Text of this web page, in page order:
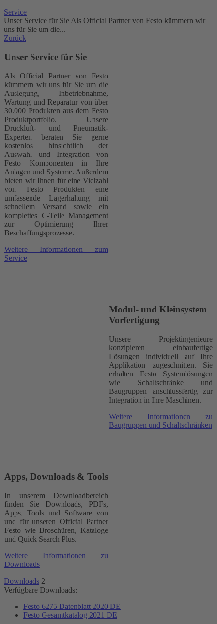
Service
Unser Service für Sie Als Official Partner von Festo kümmern wir
uns für Sie um die...
Zurück
Unser Service für Sie
Als Official Partner von Festo
kümmern wir uns für Sie um die
Auslegung, Inbetriebnahme,
Wartung und Reparatur von über
30.000 Produkten aus dem Festo
Produktportfolio. Unsere
Druckluft- und Pneumatik-
Experten beraten Sie gerne
kostenlos hinsichtlich der
Auswahl und Integration von
Festo Komponenten in Ihre
Anlagen und Systeme. Außerdem
bieten wir Ihnen für eine Vielzahl
von Festo Produkten eine
umfassende Lagerhaltung mit
schnellem Versand sowie ein
komplettes C-Teile Management
zur Optimierung Ihrer
Beschaffungsprozesse.
Weitere Informationen zum
Service
Modul- und Kleinsystem
Vorfertigung
Unsere Projektingenieure
konzipieren einbaufertige
Lösungen individuell auf Ihre
Applikation zugeschnitten. Sie
erhalten Festo Systemlösungen
wie Schaltschränke und
Baugruppen anschlussfertig zur
Integration in Ihre Maschinen.
Weitere Informationen zu
Baugruppen und Schaltschränken
Apps, Downloads & Tools
In unserem Downloadbereich
finden Sie Downloads, PDFs,
Apps, Tools und Software von
und für unseren Official Partner
Festo wie Broschüren, Kataloge
und Quick Search Plus.
Weitere Informationen zu
Downloads
Downloads 2
Verfügbare Downloads:
Festo 6275 Datenblatt 2020 DE
Festo Gesamtkatalog 2021 DE